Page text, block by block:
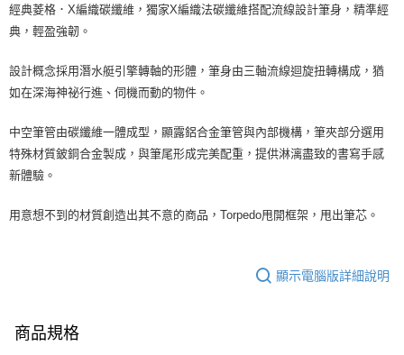
經典菱格．X編織碳纖維，獨家X編織法碳纖維搭配流線設計筆身，精準經
典，輕盈強韌。
設計概念採用潛水艇引擎轉軸的形體，筆身由三軸流線迴旋扭轉構成，猶
如在深海神祕行進、伺機而動的物件。
中空筆管由碳纖維一體成型，顯露鋁合金筆管與內部機構，筆夾部分選用
特殊材質鈹銅合金製成，與筆尾形成完美配重，提供淋漓盡致的書寫手感
新體驗。
用意想不到的材質創造出其不意的商品，Torpedo甩開框架，甩出筆芯。
顯示電腦版詳細說明
商品規格